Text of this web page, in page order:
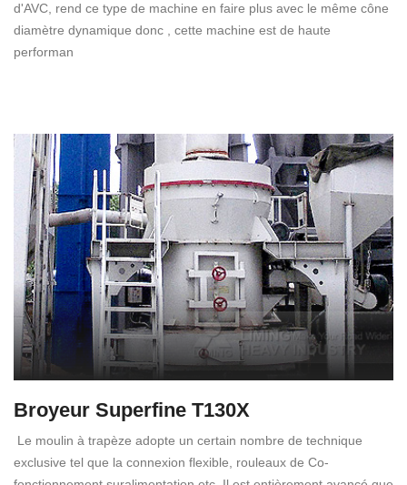
d'AVC, rend ce type de machine en faire plus avec le même cône
diamètre dynamique donc , cette machine est de haute
performan
Broyeur Superfine T130X
Le moulin à trapèze adopte un certain nombre de technique
exclusive tel que la connexion flexible, rouleaux de Co-